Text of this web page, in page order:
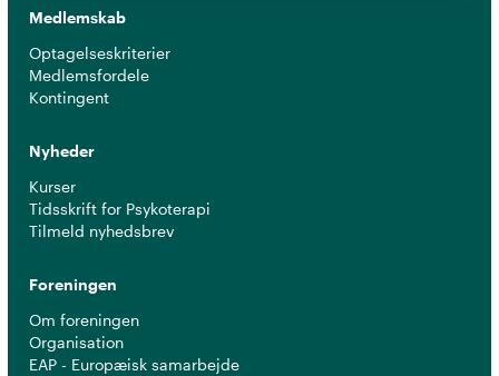
Medlemskab
Optagelseskriterier
Medlemsfordele
Kontingent
Nyheder
Kurser
Tidsskrift for Psykoterapi
Tilmeld nyhedsbrev
Foreningen
Om foreningen
Organisation
EAP - Europæisk samarbejde